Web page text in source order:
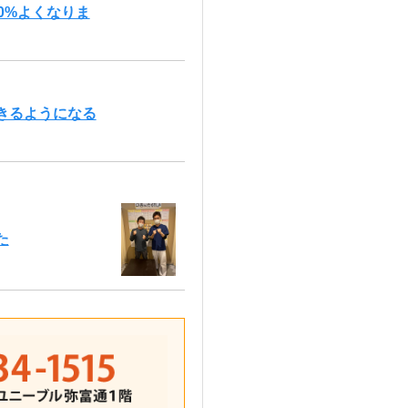
よくなりま
るようになる